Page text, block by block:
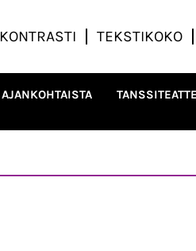
KONTRASTI TEKSTIKOKO
AJANKOHTAISTA